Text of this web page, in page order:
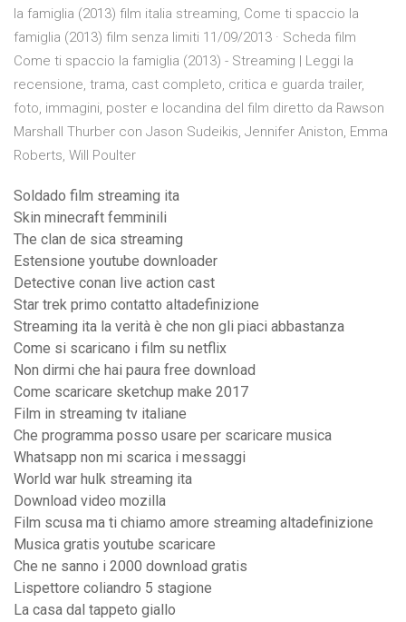
la famiglia (2013) film italia streaming, Come ti spaccio la
famiglia (2013) film senza limiti 11/09/2013 · Scheda film
Come ti spaccio la famiglia (2013) - Streaming | Leggi la
recensione, trama, cast completo, critica e guarda trailer,
foto, immagini, poster e locandina del film diretto da Rawson
Marshall Thurber con Jason Sudeikis, Jennifer Aniston, Emma
Roberts, Will Poulter
Soldado film streaming ita
Skin minecraft femminili
The clan de sica streaming
Estensione youtube downloader
Detective conan live action cast
Star trek primo contatto altadefinizione
Streaming ita la verità è che non gli piaci abbastanza
Come si scaricano i film su netflix
Non dirmi che hai paura free download
Come scaricare sketchup make 2017
Film in streaming tv italiane
Che programma posso usare per scaricare musica
Whatsapp non mi scarica i messaggi
World war hulk streaming ita
Download video mozilla
Film scusa ma ti chiamo amore streaming altadefinizione
Musica gratis youtube scaricare
Che ne sanno i 2000 download gratis
Lispettore coliandro 5 stagione
La casa dal tappeto giallo